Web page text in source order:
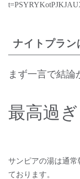
ナイトプラン
まず一言で結論
最高過
サンピアの湯は通常
ております。